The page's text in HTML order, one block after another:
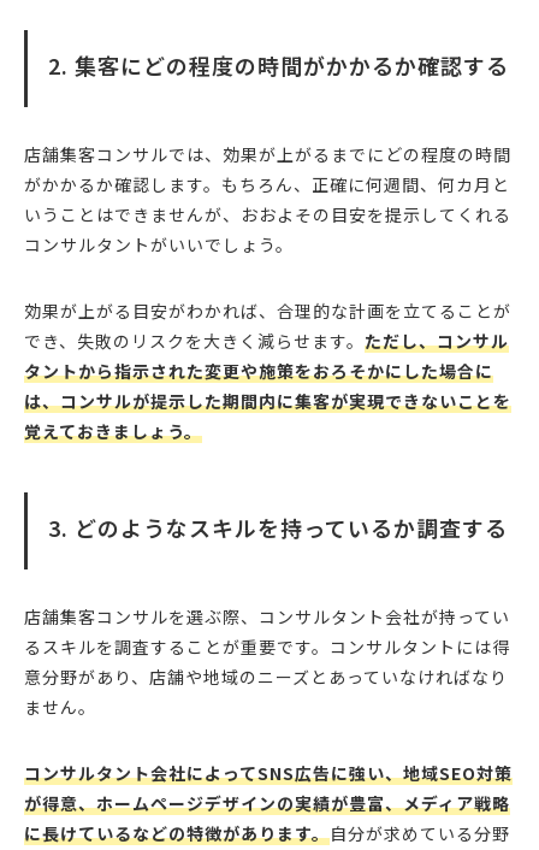
2. 集客にどの程度の時間がかかるか確認する
店舗集客コンサルでは、効果が上がるまでにどの程度の時間
がかかるか確認します。もちろん、正確に何週間、何カ月と
いうことはできませんが、おおよその目安を提示してくれる
コンサルタントがいいでしょう。
効果が上がる目安がわかれば、合理的な計画を立てることが
でき、失敗のリスクを大きく減らせます。 ただし、コンサル
タントから指示された変更や施策をおろそかにした場合に
は、コンサルが提示した期間内に集客が実現できないことを
覚えておきましょう。
3. どのようなスキルを持っているか調査する
店舗集客コンサルを選ぶ際、コンサルタント会社が持ってい
るスキルを調査することが重要です。コンサルタントには得
意分野があり、店舗や地域のニーズとあっていなければなり
ません。
コンサルタント会社によってSNS広告に強い、地域SEO対策
が得意、ホームページデザインの実績が豊富、メディア戦略
に長けているなどの特徴があります。自分が求めている分野